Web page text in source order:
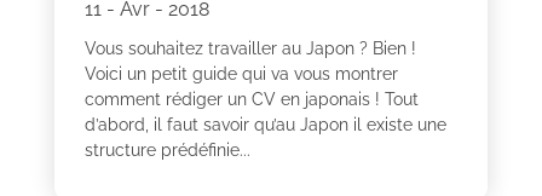
11 - Avr - 2018
Vous souhaitez travailler au Japon ? Bien !
Voici un petit guide qui va vous montrer
comment rédiger un CV en japonais ! Tout
d’abord, il faut savoir qu’au Japon il existe une
structure prédéfinie...